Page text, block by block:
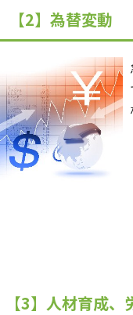
【2】為替変動
【3】人材育成